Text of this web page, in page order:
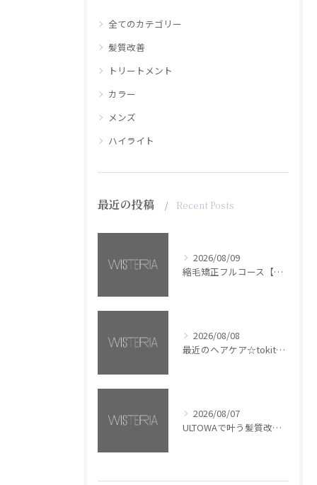
全てのカテゴリー
髪質改善
トリートメント
カラー
メンズ
ハイライト
最近の投稿 Recent Posts
2026/08/09
縮毛矯正フルコース【銀座・美容室WISTERIA】
2026/08/08
最近のヘアケア☆tokita【銀座・美容室WISTERIA】
2026/08/07
ULTOWAで叶う髪質改善美髪カラー【銀座・美容室WISTERIA】